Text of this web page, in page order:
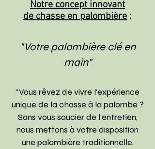
Notre concept innovant
de chasse en palombière :
"Votre palombière clé en
main"
"Vous rêvez de vivre l'expérience
unique de la chasse à la palombe ?
Sans vous soucier de l'entretien,
nous mettons à votre disposition
une palombière traditionnelle,